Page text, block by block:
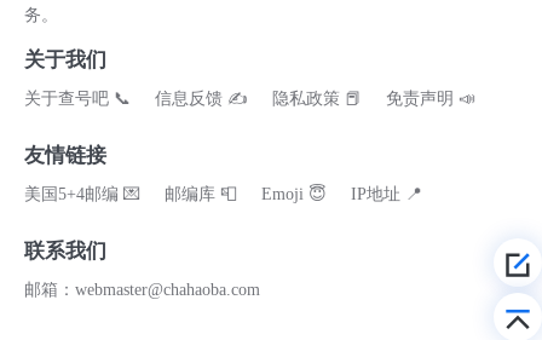
务。
关于我们
关于查号吧 📞 信息反馈 ✍ 隐私政策 📕 免责声明 📣
友情链接
美国5+4邮编 💌 邮编库 📮 Emoji 😇 IP地址 📍
联系我们
邮箱：webmaster@chahaoba.com